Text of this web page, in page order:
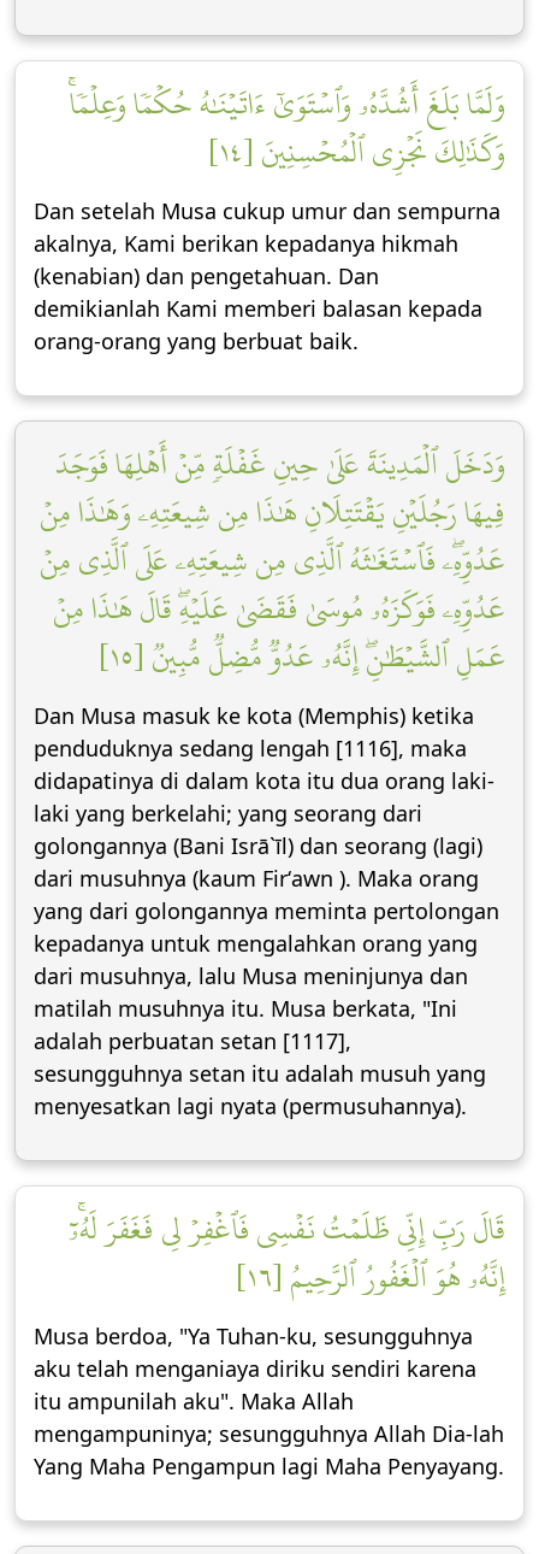
وَلَمَّا بَلَغَ أَشُدَّهُۥ وَٱسۡتَوَىٰٓ ءَاتَيۡنَٰهُ حُكۡمٗا وَعِلۡمٗاۚ
وَكَذَٰلِكَ نَجۡزِي ٱلۡمُحۡسِنِينَ [١٤]
Dan setelah Musa cukup umur dan sempurna
akalnya, Kami berikan kepadanya hikmah
(kenabian) dan pengetahuan. Dan
demikianlah Kami memberi balasan kepada
orang-orang yang berbuat baik.
وَدَخَلَ ٱلۡمَدِينَةَ عَلَىٰ حِينِ غَفۡلَةٖ مِّنۡ أَهۡلِهَا فَوَجَدَ
فِيهَا رَجُلَيۡنِ يَقۡتَتِلَانِ هَٰذَا مِن شِيعَتِهِۦ وَهَٰذَا مِنۡ
عَدُوِّهِۦۖ فَٱسۡتَغَٰثَهُ ٱلَّذِي مِن شِيعَتِهِۦ عَلَى ٱلَّذِي مِنۡ
عَدُوِّهِۦ فَوَكَزَهُۥ مُوسَىٰ فَقَضَىٰ عَلَيۡهِۖ قَالَ هَٰذَا مِنۡ
عَمَلِ ٱلشَّيۡطَٰنِۖ إِنَّهُۥ عَدُوّٞ مُّضِلّٞ مُّبِينٞ [١٥]
Dan Musa masuk ke kota (Memphis) ketika
penduduknya sedang lengah [1116], maka
didapatinya di dalam kota itu dua orang laki-
laki yang berkelahi; yang seorang dari
golongannya (Bani Isrā`īl) dan seorang (lagi)
dari musuhnya (kaum Firʻawn ). Maka orang
yang dari golongannya meminta pertolongan
kepadanya untuk mengalahkan orang yang
dari musuhnya, lalu Musa meninjunya dan
matilah musuhnya itu. Musa berkata, "Ini
adalah perbuatan setan [1117],
sesungguhnya setan itu adalah musuh yang
menyesatkan lagi nyata (permusuhannya).
قَالَ رَبِّ إِنِّي ظَلَمۡتُ نَفۡسِي فَٱغۡفِرۡ لِي فَغَفَرَ لَهُۥٓۚ
إِنَّهُۥ هُوَ ٱلۡغَفُورُ ٱلرَّحِيمُ [١٦]
Musa berdoa, "Ya Tuhan-ku, sesungguhnya
aku telah menganiaya diriku sendiri karena
itu ampunilah aku". Maka Allah
mengampuninya; sesungguhnya Allah Dia-lah
Yang Maha Pengampun lagi Maha Penyayang.